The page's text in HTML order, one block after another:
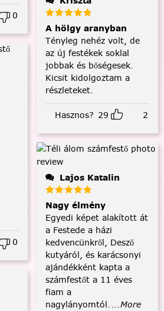
0
0
A hölgy aranyban
Tényleg nehéz volt, de
az új festékek soklal
jobbak és bőségesek.
Kicsit kidolgoztam a
részleteket.
Hasznos? 29 2
Lajos Katalin
Nagy élmény
Egyedi képet alakított át
a Festede a házi
kedvencünkről, Desző
kutyáról, és karácsonyi
ajándékként kapta a
számfestőt a 11 éves
fiam a
nagylányomtól. ...More